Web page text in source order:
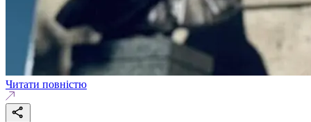
Читати повністю